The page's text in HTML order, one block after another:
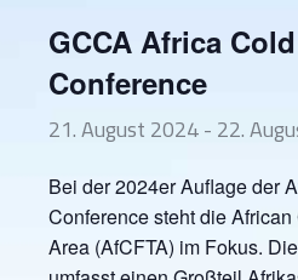
GCCA Africa
Conference
21. August 2024- 22.
Bei der 2024er Auflage der
Conference steht die
Area (AfCFTA) im Fokus.